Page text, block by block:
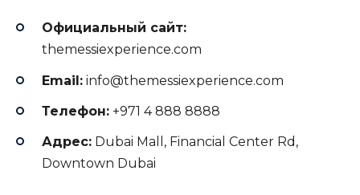
Официальный сайт:
themessiexperience.com
Email: info@themessiexperience.com
Телефон: +971 4 888 8888
Адрес: Dubai Mall, Financial Center Rd,
Downtown Dubai